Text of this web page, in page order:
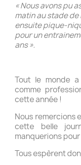
« Nous avons pu
matin au stade de
ensuite pique-
pour un
ans ».
Tout le monde
comme
cette année !
Nous remercions
cette belle
manquerions pour
Tous espèrent